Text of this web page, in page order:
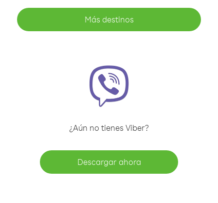
Más destinos
¿Aún no tienes Viber?
Descargar ahora